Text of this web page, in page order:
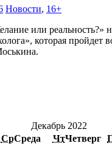
Новости, 16+
которая пройдет
Декабрь 2022
СрСреда ЧтЧетверг